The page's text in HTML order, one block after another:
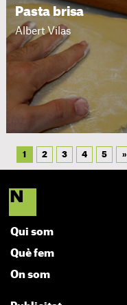
Pasta brisa
Albert Vilas
1 2 3 4 5 »
Qui som
Què fem
On som